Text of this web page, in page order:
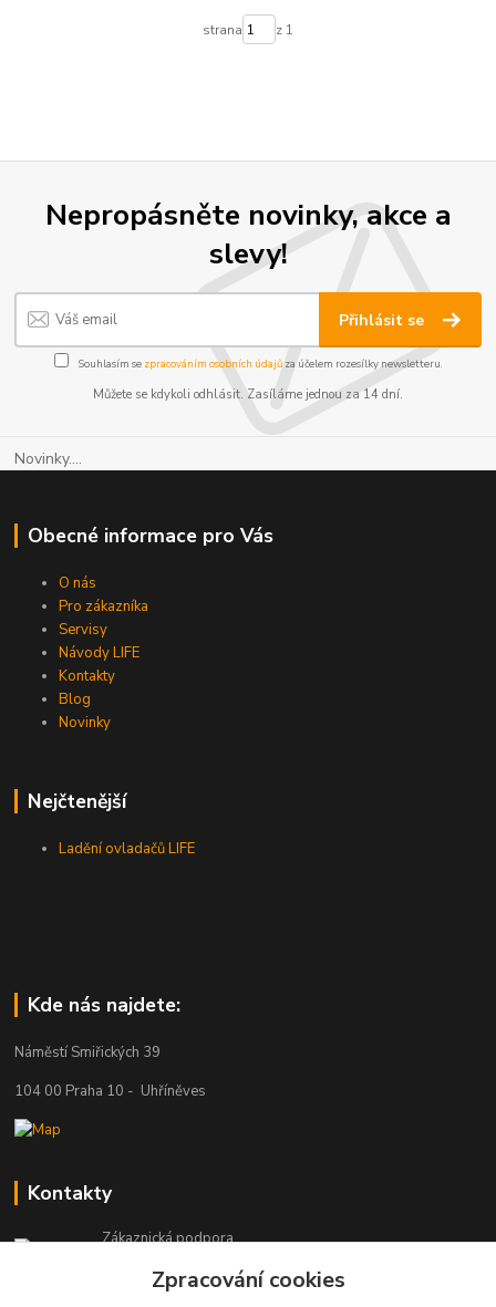
strana z 1
Nepropásněte novinky, akce a
slevy!
Přihlásit se
Souhlasím se zpracováním osobních údajůza účelem rozesílky newsletteru.
Můžete se kdykoli odhlásit. Zasíláme jednou za 14 dní.
Novinky....
Obecné informace pro Vás
O nás
Pro zákazníka
Servisy
Návody LIFE
Kontakty
Blog
Novinky
Nejčtenější
Ladění ovladačů LIFE
Kde nás najdete:
Náměstí Smiřických 39
104 00 Praha 10 - Uhříněves
Kontakty
Zákaznická podpora
Po-Čt: 8-16 hod., Pá: 8-12 hod.
Zpracování cookies